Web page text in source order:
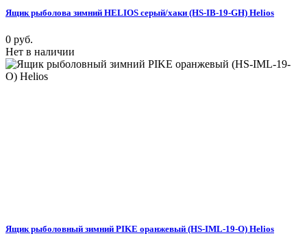
Ящик рыболова зимний HELIOS серый/хаки (HS-IB-19-GH) Helios
0 руб.
Нет в наличии
Ящик рыболовный зимний PIKE оранжевый (HS-IML-19-O) Helios